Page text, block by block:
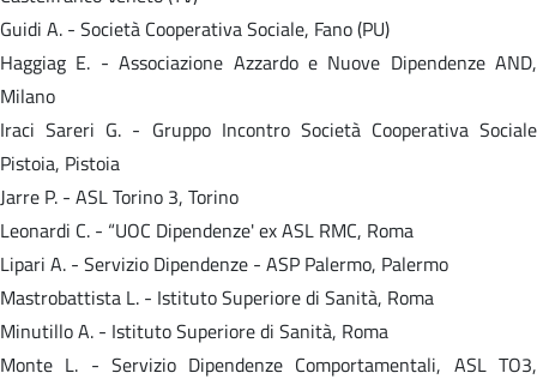
Guidi A. - Società Cooperativa Sociale, Fano (PU)
Haggiag E. - Associazione Azzardo e Nuove Dipendenze AND,
Milano
Iraci Sareri G. - Gruppo Incontro Società Cooperativa Sociale
Pistoia, Pistoia
Jarre P. - ASL Torino 3, Torino
Leonardi C. - “UOC Dipendenze' ex ASL RMC, Roma
Lipari A. - Servizio Dipendenze - ASP Palermo, Palermo
Mastrobattista L. - Istituto Superiore di Sanità, Roma
Minutillo A. - Istituto Superiore di Sanità, Roma
Monte L. - Servizio Dipendenze Comportamentali, ASL TO3,